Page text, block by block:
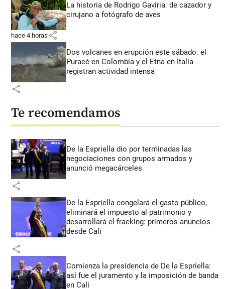
La historia de Rodrigo Gaviria: de cazador y
cirujano a fotógrafo de aves
hace 4 horas share
Dos volcanes en erupción este sábado: el
Puracé en Colombia y el Etna en Italia
registran actividad intensa
share
Te recomendamos
De la Espriella dio por terminadas las
negociaciones con grupos armados y
anunció megacárceles
share
De la Espriella congelará el gasto público,
eliminará el impuesto al patrimonio y
desarrollará el fracking: primeros anuncios
desde Cali
share
Comienza la presidencia de De la Espriella:
así fue el juramento y la imposición de banda
en Cali